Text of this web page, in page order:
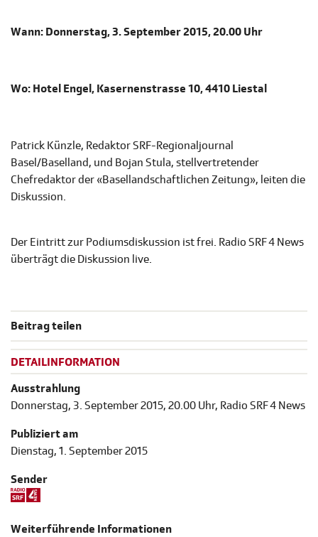
Wann: Donnerstag, 3. September 2015, 20.00 Uhr
Wo: Hotel Engel, Kasernenstrasse 10, 4410 Liestal
Patrick Künzle, Redaktor SRF-Regionaljournal
Basel/Baselland, und Bojan Stula, stellvertretender
Chefredaktor der «Basellandschaftlichen Zeitung», leiten die
Diskussion.
Der Eintritt zur Podiumsdiskussion ist frei. Radio SRF 4 News
überträgt die Diskussion live.
Beitrag teilen
DETAILINFORMATION
Ausstrahlung
Donnerstag, 3. September 2015, 20.00 Uhr, Radio SRF 4 News
Publiziert am
Dienstag, 1. September 2015
Sender
Weiterführende Informationen